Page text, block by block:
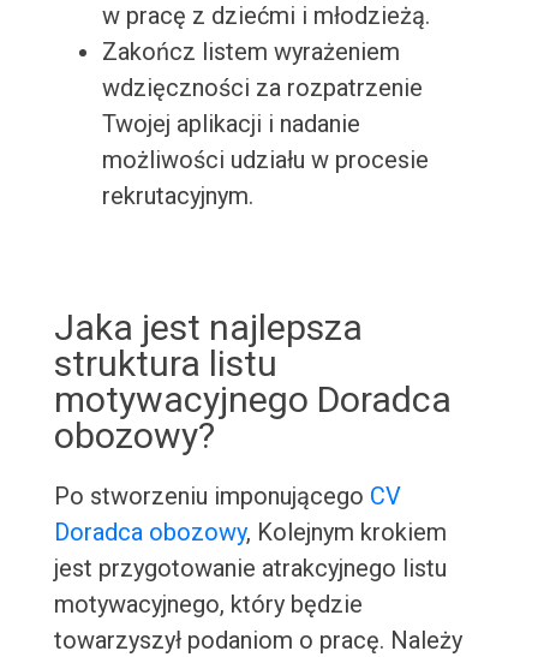
w pracę z dziećmi i młodzieżą.
Zakończ listem wyrażeniem
wdzięczności za rozpatrzenie
Twojej aplikacji i nadanie
możliwości udziału w procesie
rekrutacyjnym.
Jaka jest najlepsza
struktura listu
motywacyjnego Doradca
obozowy?
Po stworzeniu imponującego CV
Doradca obozowy, Kolejnym krokiem
jest przygotowanie atrakcyjnego listu
motywacyjnego, który będzie
towarzyszył podaniom o pracę. Należy